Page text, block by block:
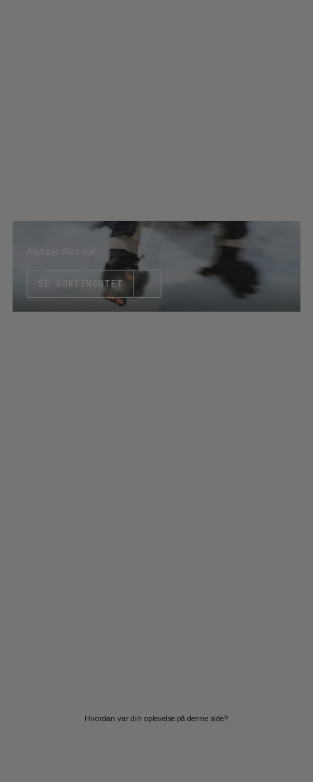
Altid der. Altid klar
SE SORTIMENTET
Hvordan var din oplevelse på denne side?